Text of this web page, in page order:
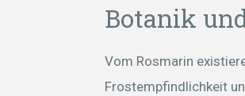
Botanik
Vom Rosmarin
Frostempfindlichkeit